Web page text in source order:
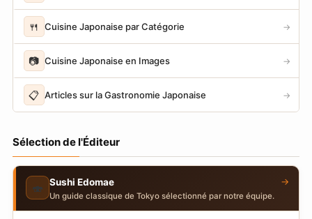
🍴 Cuisine Japonaise par Catégorie →
📷 Cuisine Japonaise en Images →
📋 Articles sur la Gastronomie Japonaise →
Sélection de l'Éditeur
🍣 Sushi Edomae
Un guide classique de Tokyo sélectionné par notre équipe.
→